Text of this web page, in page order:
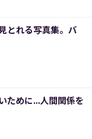
とれる写真集。バ
ために...人間関係を